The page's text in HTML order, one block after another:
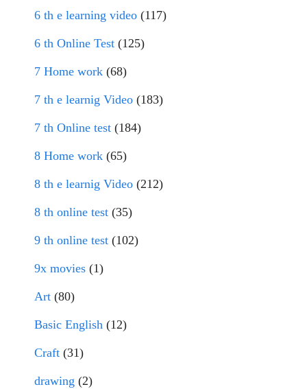
6 th e learning video (117)
6 th Online Test (125)
7 Home work (68)
7 th e learnig Video (183)
7 th Online test (184)
8 Home work (65)
8 th e learnig Video (212)
8 th online test (35)
9 th online test (102)
9x movies (1)
Art (80)
Basic English (12)
Craft (31)
drawing (2)